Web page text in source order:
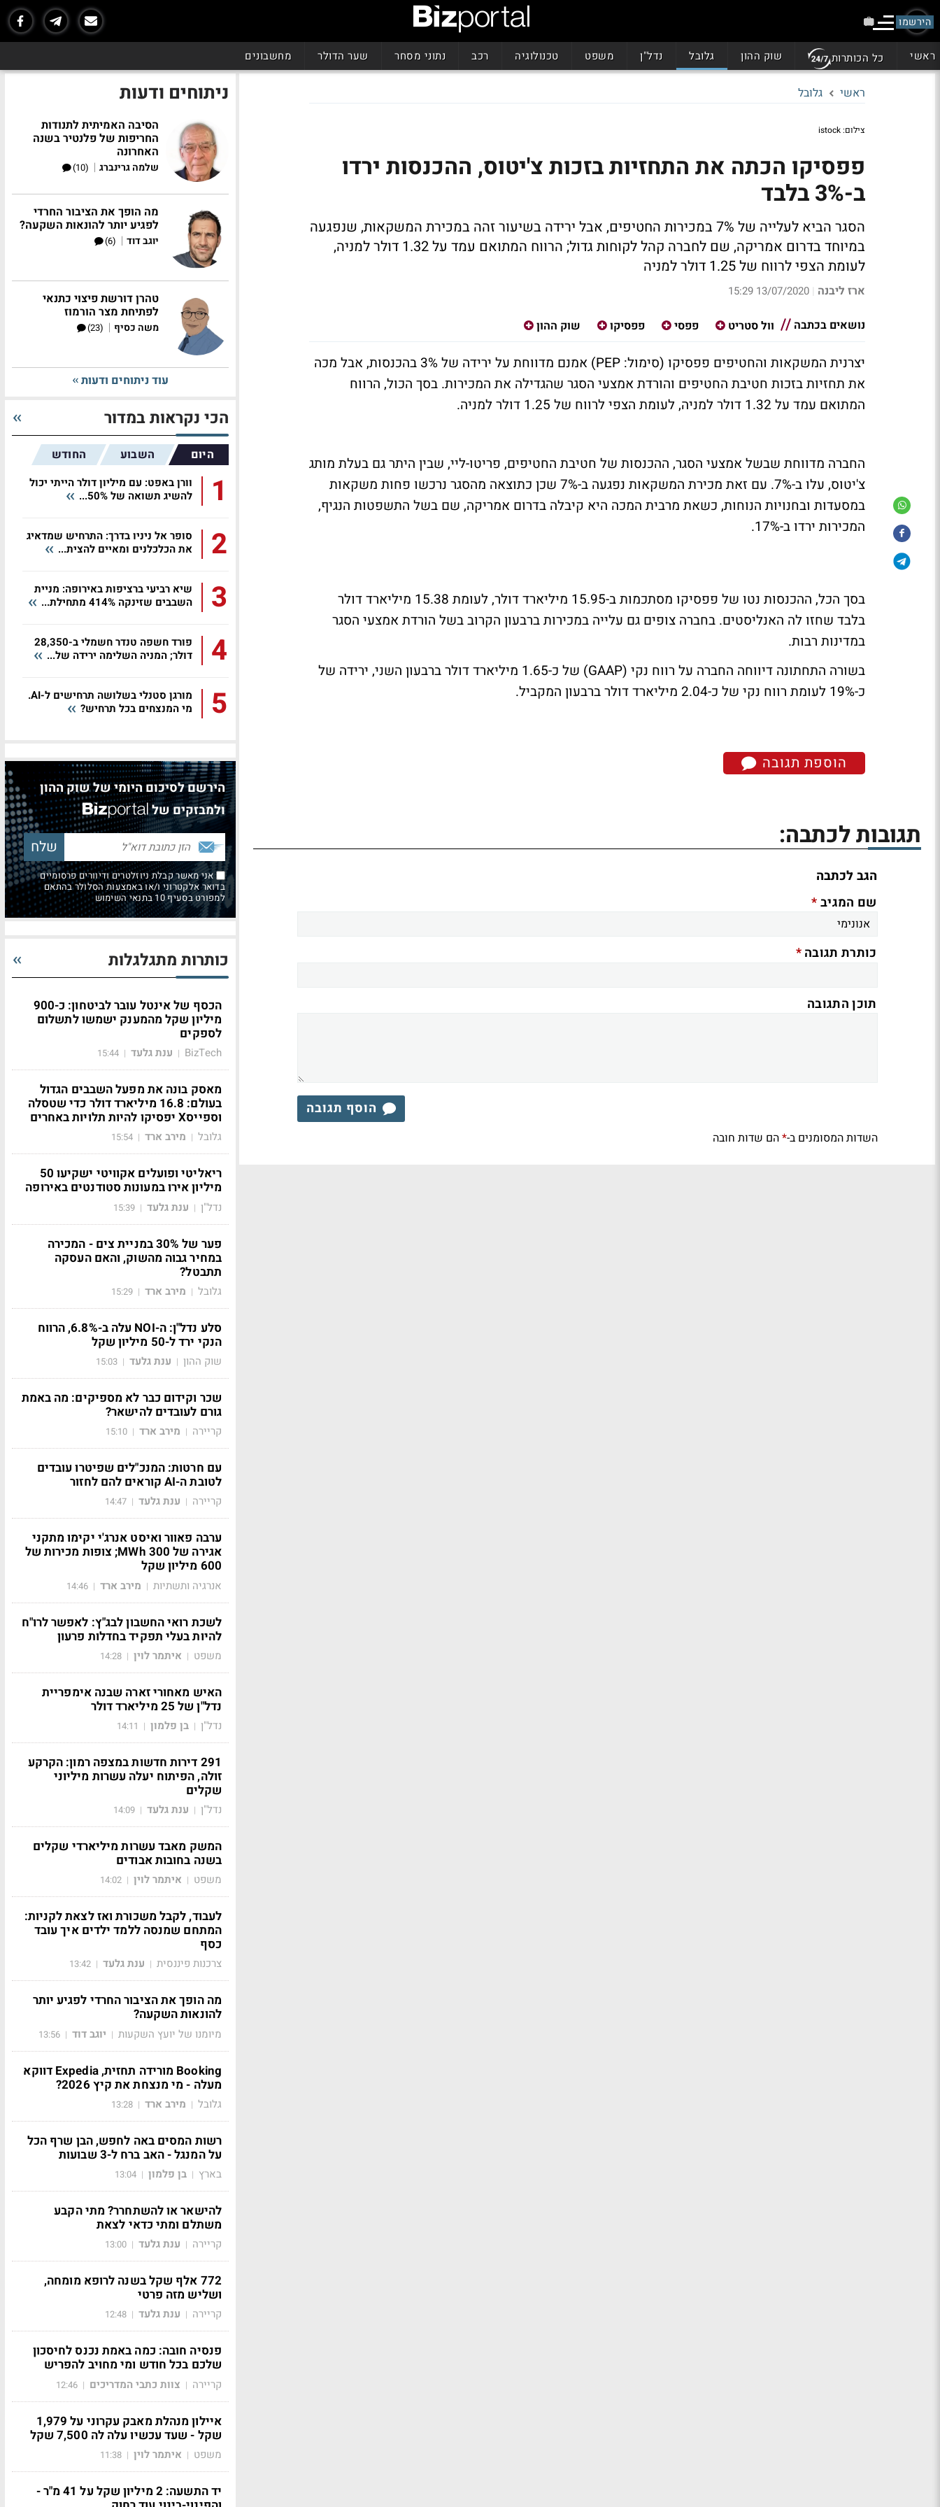
הירשמו
ראשי כל הכותרות שוק ההון גלובל נדל"ן משפט טכנולוגיה רכב נתוני מסחר שער הדולר מחשבונים
ראשי גלובל
צילום: istock
פפסיקו הכתה את התחזיות בזכות צ'יטוס, ההכנסות ירדו
ב-3% בלבד
הסגר הביא לעלייה של 7% במכירות החטיפים, אבל ירידה בשיעור זהה במכירת המשקאות, שנפגעה
במיוחד בדרום אמריקה, שם לחברה קהל לקוחות גדול; הרווח המתואם עמד על 1.32 דולר למניה,
לעומת הצפי לרווח של 1.25 דולר למניה
ארז ליבנה |
13/07/2020 15:29
נושאים בכתבה וול סטריט פפסי פפסיקו שוק ההון
יצרנית המשקאות והחטיפים פפסיקו (סימול: PEP) אמנם מדווחת על ירידה של 3% בהכנסות, אבל מכה
את תחזיות בזכות חטיבת החטיפים והורדת אמצעי הסגר שהגדילה את המכירות. בסך הכול, הרווח
המתואם עמד על 1.32 דולר למניה, לעומת הצפי לרווח של 1.25 דולר למניה.
החברה מדווחת שבשל אמצעי הסגר, ההכנסות של חטיבת החטיפים, פריטו-ליי, שבין היתר גם בעלת מותג
צ'יטוס, עלו ב-7%. עם זאת מכירת המשקאות נפגעה ב-7% שכן כתוצאה מהסגר נרכשו פחות משקאות
במסעדות ובחנויות הנוחות, כשאת מרבית המכה היא קיבלה בדרום אמריקה, שם בשל התשפטות הנגיף,
המכירות ירדו ב-17%.
בסך הכל, ההכנסות נטו של פפסיקו מסתכמות ב-15.95 מיליארד דולר, לעומת 15.38 מיליארד דולר
בלבד שחזו לה האנליסטים. בחברה צופים גם עלייה במכירות ברבעון הקרוב בשל הורדת אמצעי הסגר
במדינות רבות.
בשורה התחתונה דיווחה החברה על רווח נקי (GAAP) של כ-1.65 מיליארד דולר ברבעון השני, ירידה של
כ-19% לעומת רווח נקי של כ-2.04 מיליארד דולר ברבעון המקביל.
הוספת תגובה
תגובות לכתבה:
הגב לכתבה
שם המגיב*
כותרת תגובה*
תוכן התגובה
הוסף תגובה
השדות המסומנים ב-*הם שדות חובה
ניתוחים ודעות
הסיבה האמיתית לתנודות
החריפות של פלנטיר בשנה
האחרונה
שלמה גרינברג |
(10)
מה הופך את הציבור החרדי
לפגיע יותר להונאות השקעה?
יוגב דוד |
(6)
טהרן דורשת פיצוי כתנאי
לפתיחת מצר הורמוז
משה כסיף |
(23)
עוד ניתוחים ודעות
הכי נקראות במדור
היום השבוע החודש
1
וורן באפט: עם מיליון דולר הייתי יכול
להשיג תשואה של 50%...
2
סופר אל ניניו בדרך: התרחיש שמדאיג
את הכלכלנים ומאיים להצית...
3
שיא רביעי ברציפות באירופה: מניית
השבבים שזינקה 414% מתחילת...
4
פורד חשפה טנדר חשמלי ב-28,350
דולר; המניה השלימה ירידה של...
5
מורגן סטנלי בשלושה תרחישים ל-AI.
מי המנצחים בכל תרחיש?
הירשם לסיכום היומי של שוק ההון
ולמבזקים של
אני מאשר קבלת ניוזלטרים ודיוורים פרסומיים
בדואר אלקטרוני ו/או באמצעות הסלולר בהתאם
למפורט בסעיף 10 בתנאי השימוש
כותרות מתגלגלות
הכסף של אינטל עובר לביטחון: כ-900
מיליון שקל מהמענק ישמשו לתשלום
לספקים
BizTech
| ענת גלעד |
15:44
מאסק בונה את מפעל השבבים הגדול
בעולם: 16.8 מיליארד דולר כדי שטסלה
וספייסX יפסיקו להיות תלויות באחרים
גלובל | מירב ארד |
15:54
ריאליטי ופועלים אקוויטי ישקיעו 50
מיליון אירו במעונות סטודנטים באירופה
נדל"ן | ענת גלעד |
15:39
פער של 30% במניית צים - המכירה
במחיר גבוה מהשוק, והאם העסקה
תתבטל?
גלובל | מירב ארד |
15:29
סלע נדל"ן: ה-NOI עלה ב-6.8%, הרווח
הנקי ירד ל-50 מיליון שקל
שוק ההון | ענת גלעד |
15:03
שכר וקידום כבר לא מספיקים: מה באמת
גורם לעובדים להישאר?
קריירה | מירב ארד |
15:10
עם חרטות: המנכ"לים שפיטרו עובדים
לטובת ה-AI קוראים להם לחזור
קריירה | ענת גלעד |
14:47
ערבה פאוור ואיסט אנרג'י יקימו מתקני
אגירה של 300 MWh; צופות מכירות של
600 מיליון שקל
אנרגיה ותשתיות | מירב ארד |
14:46
לשכת רואי החשבון לבג"ץ: לאפשר לרו"ח
להיות בעלי תפקיד בחדלות פרעון
משפט | איתמר לוין |
14:28
האיש מאחורי זארה שבנה אימפריית
נדל"ן של 25 מיליארד דולר
נדל"ן | בן פלמון |
14:11
291 דירות חדשות במצפה רמון: הקרקע
זולה, הפיתוח יעלה עשרות מיליוני
שקלים
נדל"ן | ענת גלעד |
14:09
המשק מאבד עשרות מיליארדי שקלים
בשנה בחובות אבודים
משפט | איתמר לוין |
14:02
לעבוד, לקבל משכורת ואז לצאת לקניות:
המתחם שמנסה ללמד ילדים איך עובד
כסף
צרכנות פיננסית | ענת גלעד |
13:42
מה הופך את הציבור החרדי לפגיע יותר
להונאות השקעה?
מיומנו של יועץ השקעות | יוגב דוד |
13:56
Booking מורידה תחזית, Expedia דווקא
מעלה - מי מנצחת את קיץ 2026?
גלובל | מירב ארד |
13:28
רשות המסים באה לחפש, הבן שרף הכל
על המנגל - האב ברח ל-3 שבועות
בארץ | בן פלמון |
13:04
להישאר או להשתחרר? מתי הקבע
משתלם ומתי כדאי לצאת
קריירה | ענת גלעד |
13:00
772 אלף שקל בשנה לרופא מומחה,
ושליש מזה פרטי
קריירה | ענת גלעד |
12:48
פנסיה חובה: כמה באמת נכנס לחיסכון
שלכם בכל חודש ומי מחויב להפריש
קריירה | צוות כתבי המדריכים |
12:46
איילון מנהלת מאבק עקרוני על 1,979
שקל - שעד עכשיו עלה לה 7,500 שקל
משפט | איתמר לוין |
11:38
יד התשעה: 2 מיליון שקל על 41 מ"ר -